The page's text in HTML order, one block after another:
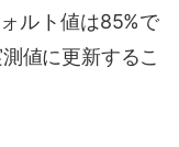
ルト値は85%で
値に更新するこ